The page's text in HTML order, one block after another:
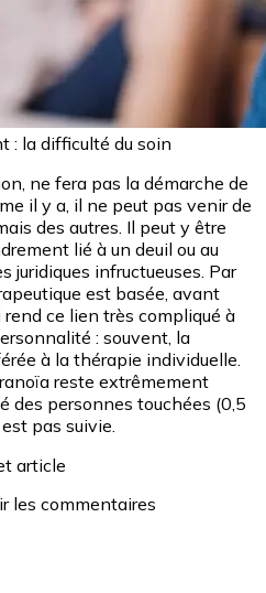
: la difficulté du soin
ne fera pas la démarche de
il y a, il ne peut pas venir de
des autres. Il peut y être
lié à un deuil ou au
juridiques infructueuses. Par
est basée, avant
ce lien très compliqué à
: souvent, la
à la thérapie individuelle.
reste extrêmement
des personnes touchées (0,5
pas suivie.
article
les commentaires